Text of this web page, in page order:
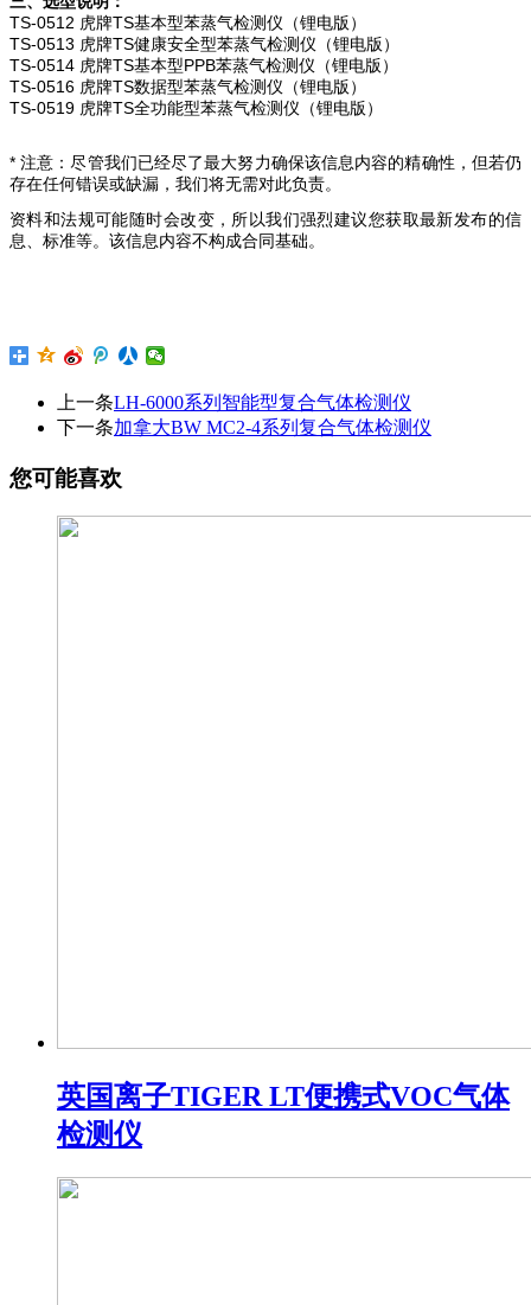
TS-0512 虎牌TS基本型苯蒸气检测仪（锂电版）
TS-0513 虎牌TS健康安全型苯蒸气检测仪（锂电版）
TS-0514 虎牌TS基本型PPB苯蒸气检测仪（锂电版）
TS-0516 虎牌TS数据型苯蒸气检测仪（锂电版）
TS-0519 虎牌TS全功能型苯蒸气检测仪（锂电版）
* 注意：尽管我们已经尽了最大努力确保该信息内容的精确性，但若仍
存在任何错误或缺漏，我们将无需对此负责。
资料和法规可能随时会改变，所以我们强烈建议您获取最新发布的信
息、标准等。该信息内容不构成合同基础。
上一条LH-6000系列智能型复合气体检测仪
下一条加拿大BW MC2-4系列复合气体检测仪
您可能喜欢
英国离子TIGER LT便携式VOC气体
检测仪​